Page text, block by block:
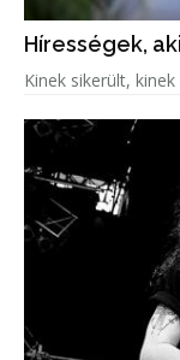
Hírességek,
Kinek sikerült,